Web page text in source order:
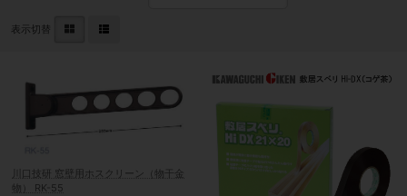
表示切替
川口技研 窓壁用ホスクリーン（物干金
物） RK-55